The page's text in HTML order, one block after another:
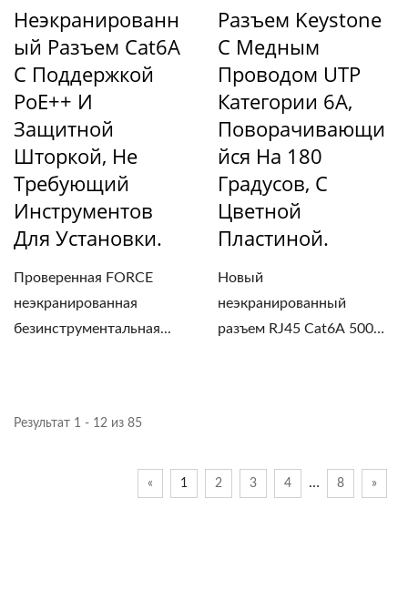
Неэкранированн
Ый Разъем Cat6A
С Поддержкой
PoE++ И
Защитной
Шторкой, Не
Требующий
Инструментов
Для Установки.
Проверенная FORCE
неэкранированная
безинструментальная...
Разъем Keystone
С Медным
Проводом UTP
Категории 6A,
Поворачивающи
Йся На 180
Градусов, С
Цветной
Пластиной.
Новый
неэкранированный
разъем RJ45 Cat6A 500
Результат 1 - 12 из 85
« 1 2 3 4 … 8 »